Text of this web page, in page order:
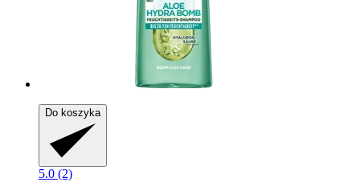
Do koszyka
5.0 (2)